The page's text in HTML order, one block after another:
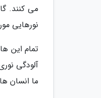
می کنند.
نورهایی
تمام این
آلودگی
ما انسان